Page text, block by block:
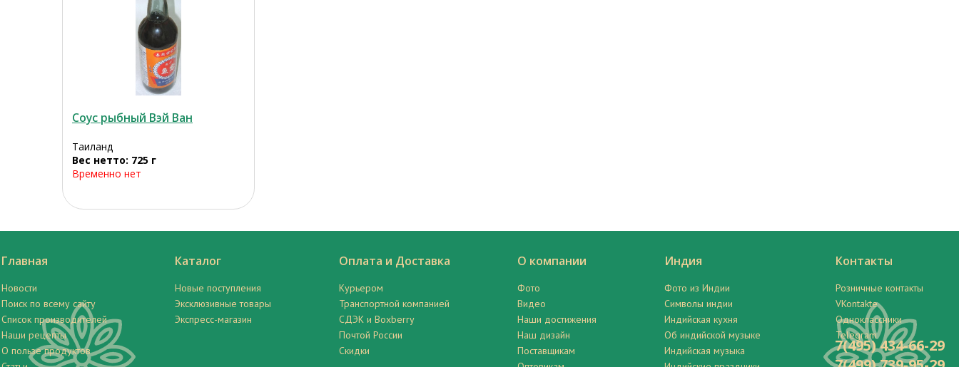
Соус рыбный Вэй Ван
Таиланд
Вес нетто: 725 г
Временно нет
Главная
Новости
Поиск по всему сайту
Список производителей
Наши рецепты
О пользе продуктов
Каталог
Новые поступления
Эксклюзивные товары
Экспресс-магазин
Оплата и Доставка
Курьером
Транспортной компанией
СДЭК и Boxberry
Почтой России
Скидки
О компании
Фото
Видео
Наши достижения
Наш дизайн
Поставщикам
Индия
Фото из Индии
Символы индии
Индийская кухня
Об индийской музыке
Индийская музыка
Контакты
Розничные контакты
VKontakte
Одноклассники
Telegram
7(495) 434-66-29